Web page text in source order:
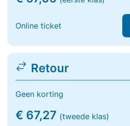
Online ticket
Retour
Geen korting
€ 67,27 (tweede klas)